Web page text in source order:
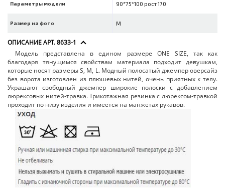
Параметры модели 90*75*100 рост 170
Размер на фото M
ОПИСАНИЕ АРТ. 8633-1
Модель представлена в едином размере ONE SIZE, так как
благодаря тянущимся свойствам материала подходит девушкам,
которые носят размеры S, M, L. Модный полосатый джемпер оверсайз
без ворота изготовлен из плюшевых нитей, очень приятных к телу.
Украшают свободный джемпер широкие полоски с добавлением
люрексовых нитей-травка. Трикотажная резинка с люрексом-травкой
проходит по низу изделия и имеется на манжетах рукавов.